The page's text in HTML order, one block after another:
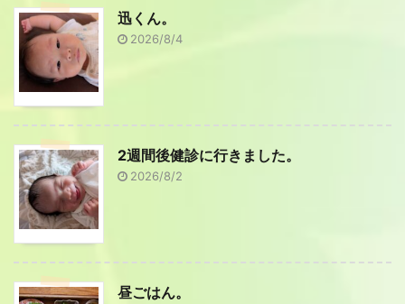
迅くん。
2026/8/4
2週間後健診に行きました。
2026/8/2
昼ごはん。